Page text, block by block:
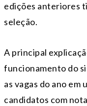
edições anteriores
seleção.
A principal
funcionamento do
as vagas do ano em
candidatos com